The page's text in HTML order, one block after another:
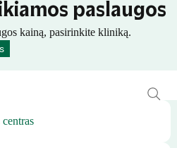
paslaugos
kainą, pasirinkite kliniką.